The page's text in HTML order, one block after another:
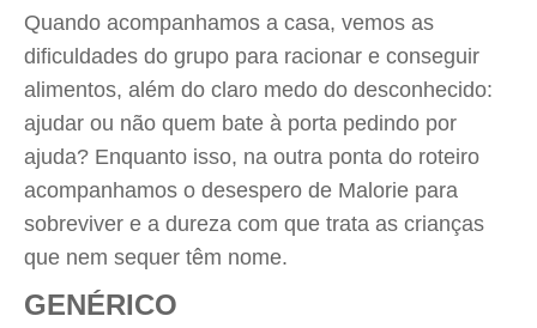
Quando acompanhamos a casa, vemos as
dificuldades do grupo para racionar e conseguir
alimentos, além do claro medo do desconhecido:
ajudar ou não quem bate à porta pedindo por
ajuda? Enquanto isso, na outra ponta do roteiro
acompanhamos o desespero de Malorie para
sobreviver e a dureza com que trata as crianças
que nem sequer têm nome.
GENÉRICO